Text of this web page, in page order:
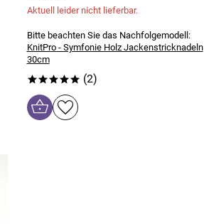
Aktuell leider nicht lieferbar.
Bitte beachten Sie das Nachfolgemodell:
KnitPro - Symfonie Holz Jackenstricknadeln
30cm
***** (2)